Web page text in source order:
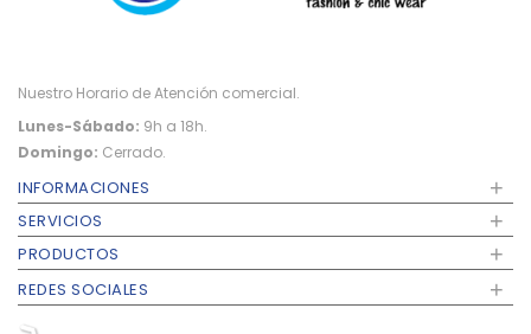
Nuestro Horario de Atención comercial.
Lunes-Sábado: 9h a 18h.
Domingo: Cerrado.
INFORMACIONES +
SERVICIOS +
PRODUCTOS +
REDES SOCIALES +